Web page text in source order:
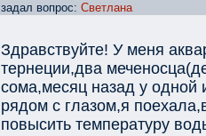
задал вопрос: Светлана
Здравствуйте! У меня
тернеции,два
сома,месяц назад у одной
рядом с глазом,я
повысить температуру